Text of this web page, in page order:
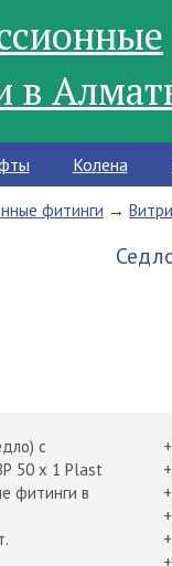
в
Колена
фитинги →
с
50 х 1 Plast
фитинги в